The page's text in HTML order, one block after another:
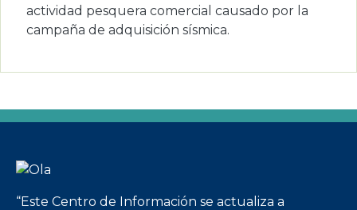
actividad pesquera comercial causado por la
campaña de adquisición sísmica.
Imagen
“Este Centro de Información se actualiza a